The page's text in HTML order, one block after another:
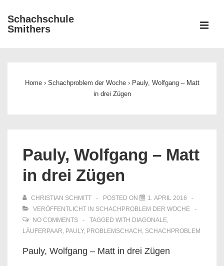
Zum
Inhalt
Schachschule
Smithers
Home › Schachproblem der Woche › Pauly, Wolfgang – Matt
in drei Zügen
Pauly, Wolfgang – Matt
in drei Zügen
CHRISTIAN SCHMITT POSTED ON
1. APRIL 2016
VERÖFFENTLICHT IN SCHACHPROBLEM DER WOCHE
NO COMMENTS
TAGGED WITH DIAGONALE,
LÄUFERPAAR, PAULY, PROBLEMSCHACH , SCHACHPROBLEM
Pauly, Wolfgang – Matt in drei Zügen